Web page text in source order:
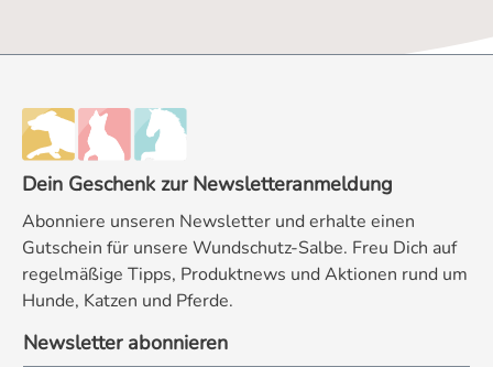
Dein Geschenk zur Newsletteranmeldung
Abonniere unseren Newsletter und erhalte einen
Gutschein für unsere Wundschutz-Salbe. Freu Dich auf
regelmäßige Tipps, Produktnews und Aktionen rund um
Hunde, Katzen und Pferde.
Newsletter abonnieren